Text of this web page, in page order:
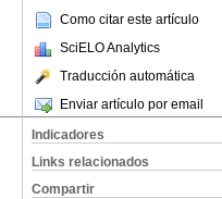
Como citar este artículo
SciELO Analytics
Traducción automática
Enviar artículo por email
Indicadores
Links relacionados
Compartir